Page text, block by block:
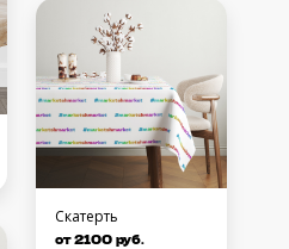
Скатерть
от 2100 руб.